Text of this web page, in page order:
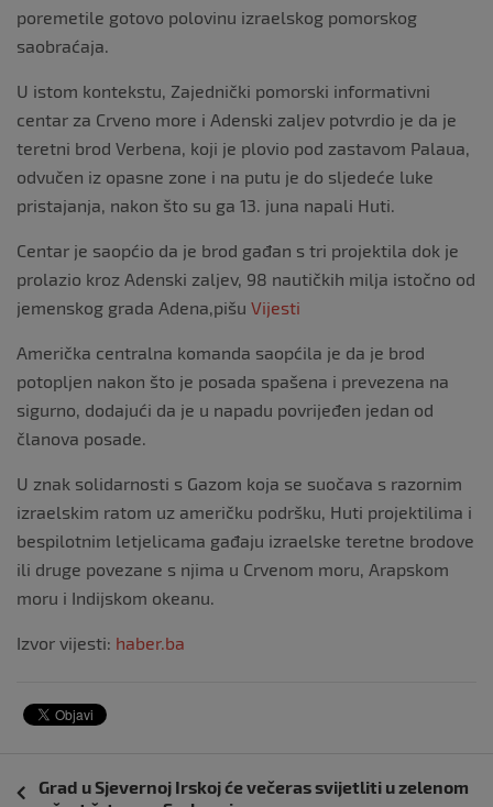
poremetile gotovo polovinu izraelskog pomorskog
saobraćaja.
U istom kontekstu, Zajednički pomorski informativni
centar za Crveno more i Adenski zaljev potvrdio je da je
teretni brod Verbena, koji je plovio pod zastavom Palaua,
odvučen iz opasne zone i na putu je do sljedeće luke
pristajanja, nakon što su ga 13. juna napali Huti.
Centar je saopćio da je brod gađan s tri projektila dok je
prolazio kroz Adenski zaljev, 98 nautičkih milja istočno od
jemenskog grada Adena,pišu Vijesti
Američka centralna komanda saopćila je da je brod
potopljen nakon što je posada spašena i prevezena na
sigurno, dodajući da je u napadu povrijeđen jedan od
članova posade.
U znak solidarnosti s Gazom koja se suočava s razornim
izraelskim ratom uz američku podršku, Huti projektilima i
bespilotnim letjelicama gađaju izraelske teretne brodove
ili druge povezane s njima u Crvenom moru, Arapskom
moru i Indijskom okeanu.
Izvor vijesti: haber.ba
Grad u Sjevernoj Irskoj će večeras svijetliti u zelenom